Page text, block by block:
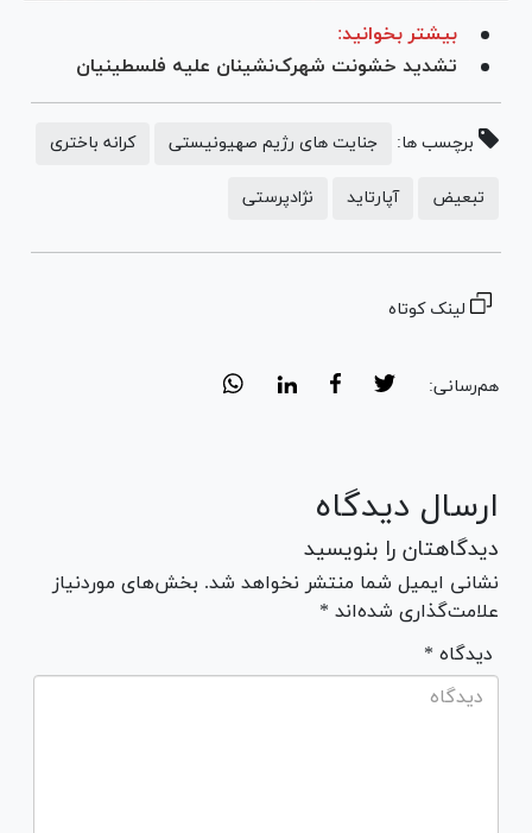
بیشتر بخوانید:
تشدید خشونت شهرک‌نشینان علیه فلسطینیان
برچسب ها: جنایت های رژیم صهیونیستی کرانه باختری
تبعیض آپارتاید نژادپرستی
لینک کوتاه
هم‌رسانی:
ارسال دیدگاه
دیدگاهتان را بنویسید
نشانی ایمیل شما منتشر نخواهد شد. بخش‌های موردنیاز
علامت‌گذاری شده‌اند *
* دیدگاه